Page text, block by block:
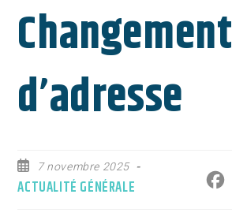
Changement
d’adresse
Publication
publiée :
7 novembre 2025
Post
ACTUALITÉ GÉNÉRALE